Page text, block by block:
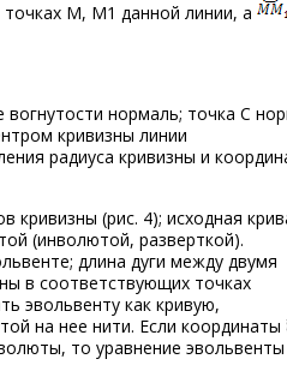
точках М, M1 данной линии, а
нормаль; точка С
кривизны линии
радиуса кривизны и
кривизны (рис. 4); исходная
(инволютой, разверткой).
длина дуги между двумя
в соответствующих точках
эвольвенту как кривую,
на нее нити. Если координаты
то уравнение эвольвенты